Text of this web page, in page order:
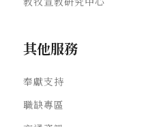
其他服務
奉獻支持
職缺專區